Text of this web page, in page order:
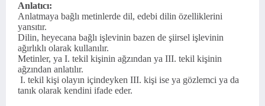
Anlatıcı:
Anlatmaya bağlı metinlerde dil, edebi dilin özelliklerini
yansıtır.
Dilin, heyecana bağlı işlevinin bazen de şiirsel işlevinin
ağırlıklı olarak kullanılır.
Metinler, ya I. tekil kişinin ağzından ya III. tekil kişinin
ağzından anlatılır.
I. tekil kişi olayın içindeyken III. kişi ise ya gözlemci ya da
tanık olarak kendini ifade eder.